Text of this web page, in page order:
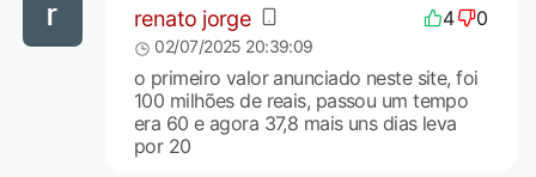
renato jorge 4 0
02/07/2025 20:39:09
o primeiro valor anunciado neste site, foi
100 milhões de reais, passou um tempo
era 60 e agora 37,8 mais uns dias leva
por 20